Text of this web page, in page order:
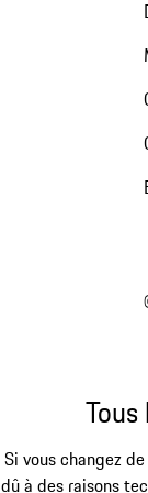
Si vous changez
dû à des raisons